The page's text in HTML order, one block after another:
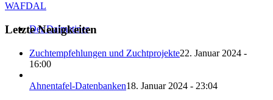
Der Dalmatiner
WAFDAL
Letzte Neuigkeiten
Zuchtempfehlungen und Zuchtprojekte22. Januar 2024 -
16:00
Ahnentafel-Datenbanken18. Januar 2024 - 23:04